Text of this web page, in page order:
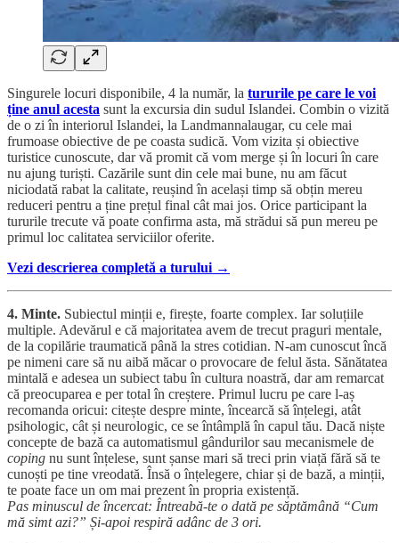
Singurele locuri disponibile, 4 la număr, la tururile pe care le voi
ține anul acesta sunt la excursia din sudul Islandei. Combin o vizită
de o zi în interiorul Islandei, la Landmannalaugar, cu cele mai
frumoase obiective de pe coasta sudică. Vom vizita și obiective
turistice cunoscute, dar vă promit că vom merge și în locuri în care
nu ajung turiști. Cazările sunt din cele mai bune, nu am făcut
niciodată rabat la calitate, reușind în același timp să obțin mereu
reduceri pentru a ține prețul final cât mai jos. Orice participant la
tururile trecute vă poate confirma asta, mă strădui să pun mereu pe
primul loc calitatea serviciilor oferite.
Vezi descrierea completă a turului →
4. Minte. Subiectul minții e, firește, foarte complex. Iar soluțiile
multiple. Adevărul e că majoritatea avem de trecut praguri mentale,
de la copilărie traumatică până la stres cotidian. N-am cunoscut încă
pe nimeni care să nu aibă măcar o provocare de felul ăsta. Sănătatea
mintală e adesea un subiect tabu în cultura noastră, dar am remarcat
că preocuparea e per total în creștere. Primul lucru pe care l-aș
recomanda oricui: citește despre minte, încearcă să înțelegi, atât
psihologic, cât și neurologic, ce se întâmplă în capul tău. Dacă niște
concepte de bază ca automatismul gândurilor sau mecanismele de
coping nu sunt înțelese, sunt șanse mari să treci prin viață fără să te
cunoști pe tine vreodată. Însă o înțelegere, chiar și de bază, a minții,
te poate face un om mai prezent în propria existență.
Pas minuscul de încercat: Întreabă-te o dată pe săptămână “Cum
mă simt azi?” Și-apoi respiră adânc de 3 ori.